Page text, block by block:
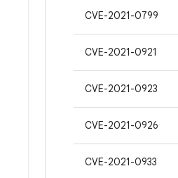
CVE-2021-0799
CVE-2021-0921
CVE-2021-0923
CVE-2021-0926
CVE-2021-0933